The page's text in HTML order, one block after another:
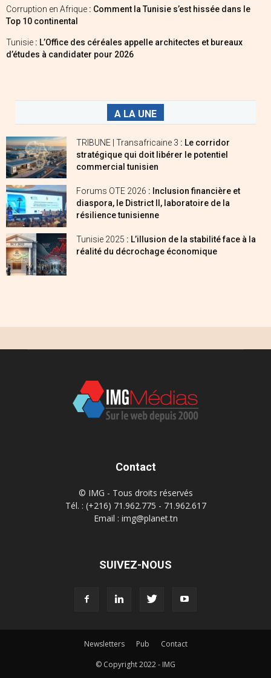
Corruption en Afrique : Comment la Tunisie s’est hissée dans le
Top 10 continental
Tunisie : L’Office des céréales appelle architectes et bureaux
d’études à candidater pour 2026
A LA UNE
TRIBUNE | Transafricaine 3 : Le corridor
stratégique qui doit libérer le potentiel
commercial tunisien
Forums OTE 2026 : Inclusion financière et
diaspora, le District II, laboratoire de la
résilience tunisienne
Tunisie 2025 : L’illusion de la stabilité face à la
réalité du décrochage économique
Contact
© IMG - Tous droits réservés
Tél. : (+216) 71.962.775 - 71.962.617
Email : img@planet.tn
SUIVEZ-NOUS
Newsletters Pub
Contact
© Copyright 2022 - IMG